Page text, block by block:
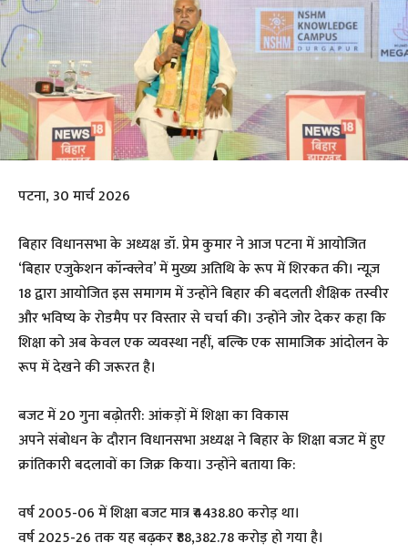
​पटना, 30 मार्च 2026
​बिहार विधानसभा के अध्यक्ष डॉ. प्रेम कुमार ने आज पटना में आयोजित
‘बिहार एजुकेशन कॉन्क्लेव’ में मुख्य अतिथि के रूप में शिरकत की। न्यूज़
18 द्वारा आयोजित इस समागम में उन्होंने बिहार की बदलती शैक्षिक तस्वीर
और भविष्य के रोडमैप पर विस्तार से चर्चा की। उन्होंने जोर देकर कहा कि
शिक्षा को अब केवल एक व्यवस्था नहीं, बल्कि एक सामाजिक आंदोलन के
रूप में देखने की जरूरत है।
​बजट में 20 गुना बढ़ोतरी: आंकड़ों में शिक्षा का विकास
​अपने संबोधन के दौरान विधानसभा अध्यक्ष ने बिहार के शिक्षा बजट में हुए
क्रांतिकारी बदलावों का जिक्र किया। उन्होंने बताया कि:
​वर्ष 2005-06 में शिक्षा बजट मात्र ₹4438.80 करोड़ था।
​वर्ष 2025-26 तक यह बढ़कर ₹88,382.78 करोड़ हो गया है।